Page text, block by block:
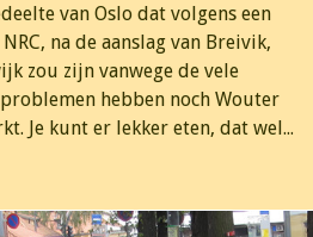
van Oslo dat volgens een
na de aanslag van Breivik,
zou zijn vanwege de vele
hebben noch Wouter
Je kunt er lekker eten, dat wel...